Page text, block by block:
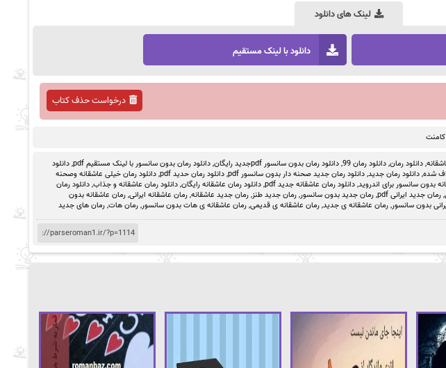
لینک های دانلود
دانلود با لینک مستقیم
درخواست حذف کتاب
,دانلود رمان,دانلود رمان 99 ,دانلود رمان بدون سانسور pdfجدید رایگان ,دانلود رمان بدون سانسور با لینک مستقیم pdf ,دانلود
شده,دانلود رمان جدید,دانلود رمان جدید صحنه دار بدون سانسور pdf ,دانلود رمان حدید pdf ,دانلود رمان خیلی عاشقانه وصحنه
بدون سانسور برای اندروید,دانلود رمان عاشقانه جدید pdf ,دانلود رمان عاشقانه رایگان,دانلود رمان عاشقانه و جذاب,دانلود رمان
,رمان جدید ایرانی pdf ,رمان جدید بدون سانسور,رمان جدید طنز,رمان جدید عاشقانه,رمان عاشقانه ایرانی,رمان عاشقانه بدون
بدون سانسور,رمان عاشقانه ی جدید,رمان عاشقانه ی قدیمی,رمان عاشقانه ی هات بدون سانسور,رمان هات,رمان های جدید